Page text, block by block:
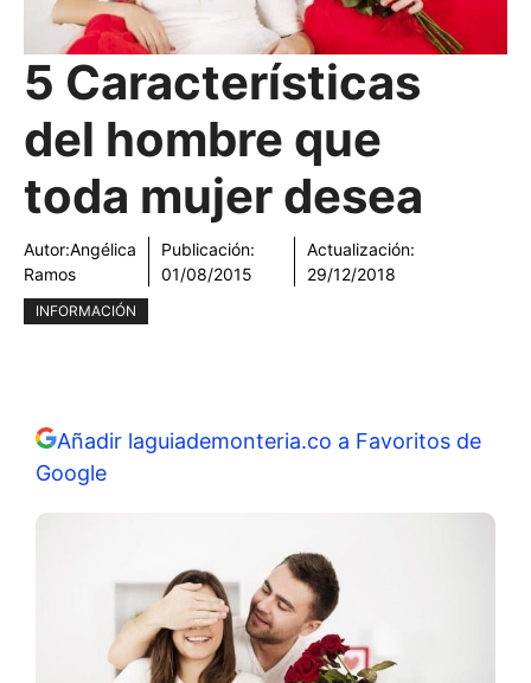
5 Características
del hombre que
toda mujer desea
Autor:Angélica
Ramos
Publicación:
01/08/2015
Actualización:
29/12/2018
INFORMACIÓN
Añadir laguiademonteria.co a Favoritos de
Google